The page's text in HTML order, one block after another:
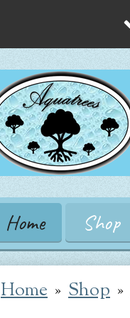
Home Shop
Home » Shop »